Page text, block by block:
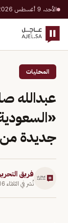
الأحد، 9 أغسطس 2026 · 26 صفر 1448 هـ
المحليات
عبدالله
جديدة من
فريق التحرير
نُشر في الثلاثاء 16 يونيو 2026